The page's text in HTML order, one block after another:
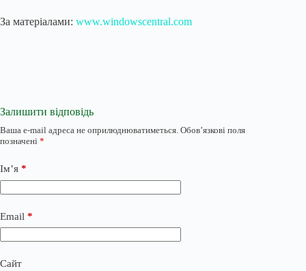
За матеріалами: www.windowscentral.com
Залишити відповідь
Ваша e-mail адреса не оприлюднюватиметься. Обов’язкові поля
позначені *
Ім’я *
Email *
Сайт